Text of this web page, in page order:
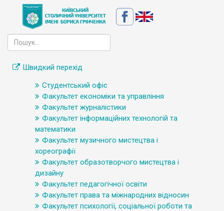
Швидкий перехід
Студентський офіс
Факультет економіки та управління
Факультет журналістики
Факультет інформаційних технологій та
математики
Факультет музичного мистецтва і
хореографії
Факультет образотворчого мистецтва і
дизайну
Факультет педагогічної освіти
Факультет права та міжнародних відносин
Факультет психології, соціальної роботи та